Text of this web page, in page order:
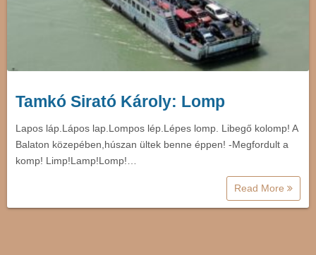
Tamkó Sirató Károly: Lomp
Lapos láp.Lápos lap.Lompos lép.Lépes lomp. Libegő kolomp! A
Balaton közepében,húszan ültek benne éppen! -Megfordult a
komp! Limp!Lamp!Lomp!…
Read More